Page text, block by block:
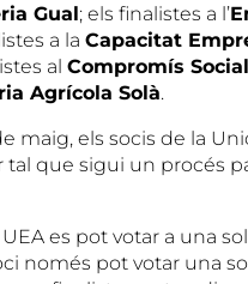
Gual; els finalistes a l’
a la Capacitat
al Compromís
Agrícola Solà.
maig, els socis de la
tal que sigui un procés
es pot votar a una
només pot votar una